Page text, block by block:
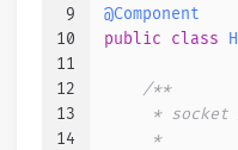
9
10
11
12
13
14
@Component
public
class
/**
* socket
     *